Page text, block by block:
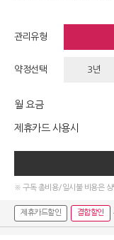
관리유형
약정선택 3년
월 요금
제휴카드 사용시
※ 구독 총비용/일시불 비용은 상
제휴카드할인 결합할인